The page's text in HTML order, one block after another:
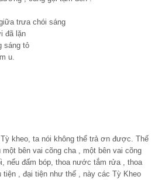
trưa chói sáng
đã lặn
sáng tỏ
u.
kheo, ta nói không thể trả ơn được. Thế
bên vai cõng cha , một bên vai cõng
nếu đấm bóp, thoa nước tắm rửa , thoa
tiện , đại tiện như thế , này các Tỳ Kheo